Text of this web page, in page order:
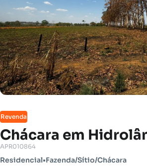
Revenda
Chácara em
APR010864
Residencial•Fazenda/Sítio/Chácara